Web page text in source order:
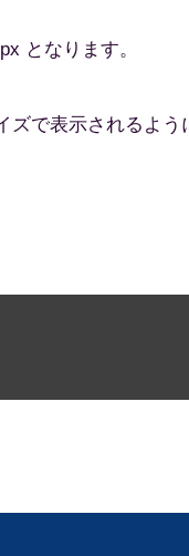
となります。
ズで表示されるよう